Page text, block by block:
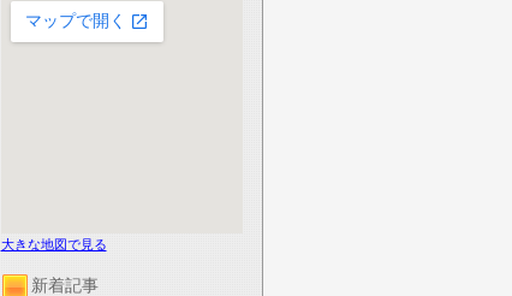
大きな地図で見る
新着記事